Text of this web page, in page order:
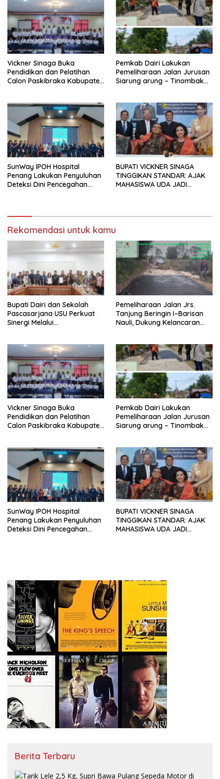
Vickner Sinaga Buka
Pendidikan dan Pelatihan
Calon Paskibraka Kabupaten
Pemkab Dairi Lakukan
Pemeliharaan Jalan Jurusan
Siarung arung – Tinombak
SunWay IPOH Hospital
Penang Lakukan Penyuluhan
Deteksi Dini Pencegahan
BUPATI VICKNER SINAGA
TINGGIKAN STANDAR: AJAK
MAHASISWA UDA JADI
Rekomendasi untuk kamu
Bupati Dairi dan Sekolah
Pascasarjana USU Perkuat
Sinergi Melalui
Pemeliharaan Jalan Jrs.
Tanjung Beringin I–Barisan
Nauli, Dukung Kelancaran
Vickner Sinaga Buka
Pendidikan dan Pelatihan
Calon Paskibraka Kabupaten
Pemkab Dairi Lakukan
Pemeliharaan Jalan Jurusan
Siarung arung – Tinombak
SunWay IPOH Hospital
Penang Lakukan Penyuluhan
Deteksi Dini Pencegahan
BUPATI VICKNER SINAGA
TINGGIKAN STANDAR: AJAK
MAHASISWA UDA JADI
Berita Terbaru